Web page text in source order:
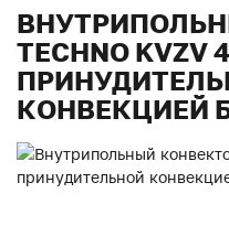
TECHNO KVZV
КОНВЕКЦИЕЙ